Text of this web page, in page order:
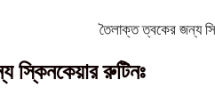
স্কিনকেয়ার রুটিনঃ